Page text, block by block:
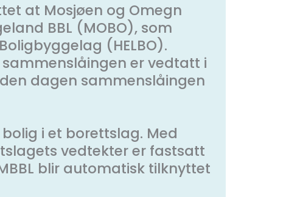
at Mosjøen og Omegn
BBL (MOBO), som
(HELBO).
sammenslåingen er vedtatt i
dagen sammenslåingen
i et borettslag. Med
vedtekter er fastsatt
blir automatisk tilknyttet